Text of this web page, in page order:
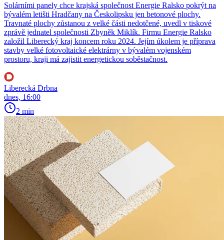
Solárními panely chce krajská společnost Energie Ralsko pokrýt na
bývalém letišti Hradčany na Českolipsku jen betonové plochy.
Travnaté plochy zůstanou z velké části nedotčené, uvedl v tiskové
zprávě jednatel společnosti Zbyněk Miklík. Firmu Energie Ralsko
založil Liberecký kraj koncem roku 2024. Jejím úkolem je příprava
stavby velké fotovoltaické elektrárny v bývalém vojenském
prostoru, kraji má zajistit energetickou soběstačnost.
Liberecká Drbna
dnes, 16:00
2 min